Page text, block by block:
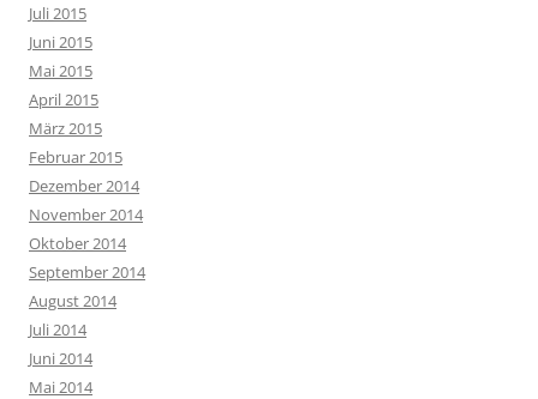
Juli 2015
Juni 2015
Mai 2015
April 2015
März 2015
Februar 2015
Dezember 2014
November 2014
Oktober 2014
September 2014
August 2014
Juli 2014
Juni 2014
Mai 2014